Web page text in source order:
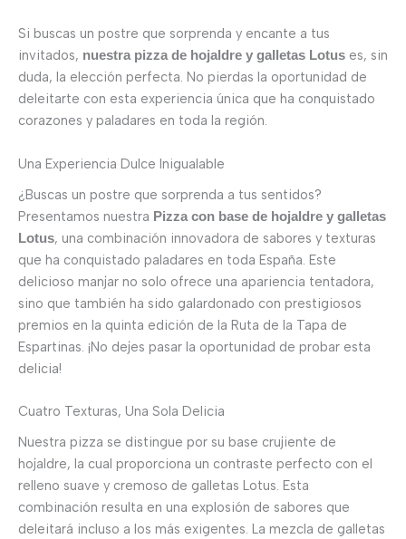
Si buscas un postre que sorprenda y encante a tus
invitados, nuestra pizza de hojaldre y galletas Lotus es, sin
duda, la elección perfecta. No pierdas la oportunidad de
deleitarte con esta experiencia única que ha conquistado
corazones y paladares en toda la región.
Una Experiencia Dulce Inigualable
¿Buscas un postre que sorprenda a tus sentidos?
Presentamos nuestra Pizza con base de hojaldre y galletas
Lotus, una combinación innovadora de sabores y texturas
que ha conquistado paladares en toda España. Este
delicioso manjar no solo ofrece una apariencia tentadora,
sino que también ha sido galardonado con prestigiosos
premios en la quinta edición de la Ruta de la Tapa de
Espartinas. ¡No dejes pasar la oportunidad de probar esta
delicia!
Cuatro Texturas, Una Sola Delicia
Nuestra pizza se distingue por su base crujiente de
hojaldre, la cual proporciona un contraste perfecto con el
relleno suave y cremoso de galletas Lotus. Esta
combinación resulta en una explosión de sabores que
deleitará incluso a los más exigentes. La mezcla de galletas